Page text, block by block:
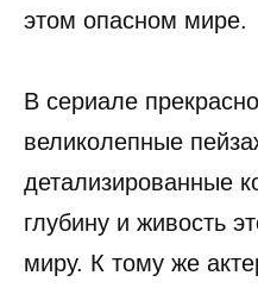
этом опасном мире.
В сериале
великолепные
детализированные
глубину и живость
миру. К тому же